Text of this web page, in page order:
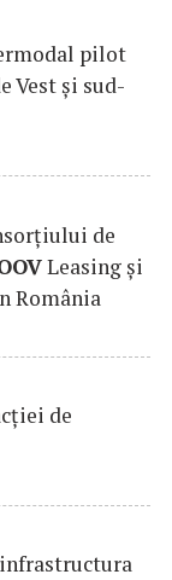
pilot
Vest și sud-
de
Leasing și
România
de